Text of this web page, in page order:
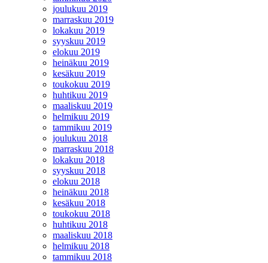
joulukuu 2019
marraskuu 2019
lokakuu 2019
syyskuu 2019
elokuu 2019
heinäkuu 2019
kesäkuu 2019
toukokuu 2019
huhtikuu 2019
maaliskuu 2019
helmikuu 2019
tammikuu 2019
joulukuu 2018
marraskuu 2018
lokakuu 2018
syyskuu 2018
elokuu 2018
heinäkuu 2018
kesäkuu 2018
toukokuu 2018
huhtikuu 2018
maaliskuu 2018
helmikuu 2018
tammikuu 2018